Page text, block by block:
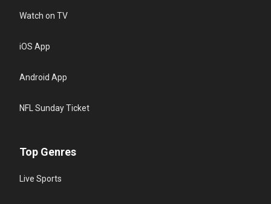
Watch on TV
iOS App
Android App
NFL Sunday Ticket
Top Genres
Live Sports